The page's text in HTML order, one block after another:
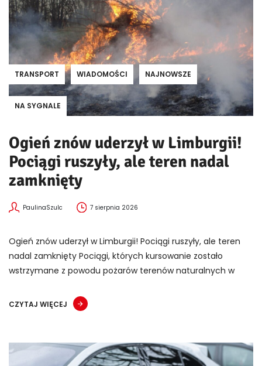
TRANSPORT WIADOMOŚCI NAJNOWSZE
NA SYGNALE
Ogień znów uderzył w Limburgii!
Pociągi ruszyły, ale teren nadal
zamknięty
PaulinaSzulc 7 sierpnia 2026
Ogień znów uderzył w Limburgii! Pociągi ruszyły, ale teren
nadal zamknięty Pociągi, których kursowanie zostało
wstrzymane z powodu pożarów terenów naturalnych w
CZYTAJ WIĘCEJ